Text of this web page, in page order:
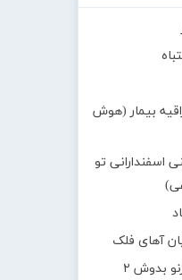
بیمار (هوش
اسفندارانی تو
آهای فلک
بدوش ۲